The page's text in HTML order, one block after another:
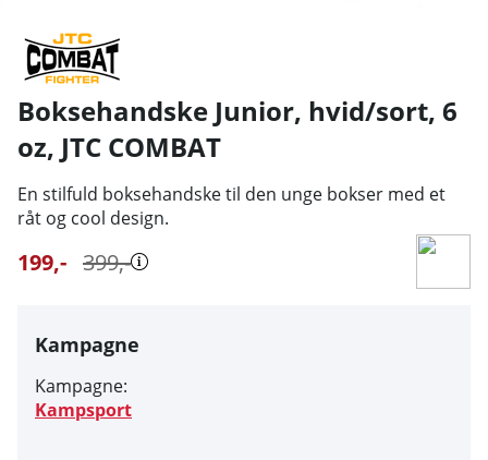
Boksehandske Junior, hvid/sort, 6
oz, JTC COMBAT
En stilfuld boksehandske til den unge bokser med et
råt og cool design.
399,-
199,-
Kampagne
Kampagne:
Kampsport